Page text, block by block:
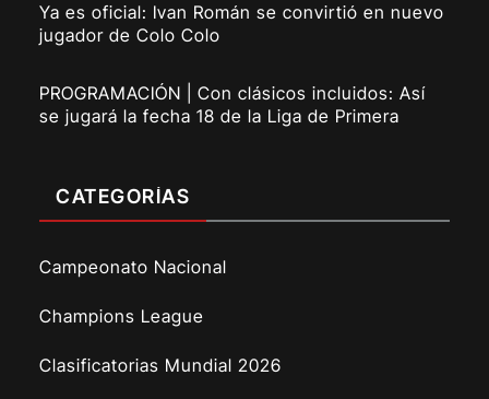
Ya es oficial: Ivan Román se convirtió en nuevo
jugador de Colo Colo
PROGRAMACIÓN | Con clásicos incluidos: Así
se jugará la fecha 18 de la Liga de Primera
CATEGORÍAS
Campeonato Nacional
Champions League
Clasificatorias Mundial 2026